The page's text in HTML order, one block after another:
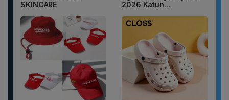
SKINCARE
2026 Katun...